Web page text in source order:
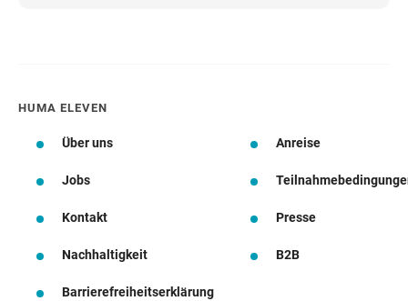
HUMA ELEVEN
Über uns Anreise
Jobs
Kontakt Presse
Nachhaltigkeit B2B
Barrierefreiheitserklärung